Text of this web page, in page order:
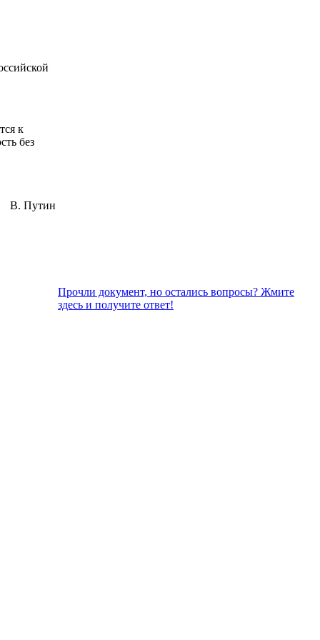
к
без
В. Путин
Прочли документ, но остались вопросы? Жмите
здесь и получите ответ!